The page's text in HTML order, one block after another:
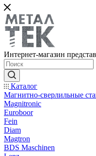
Интернет-магазин
Каталог
Магнитно-сверлильные
Magnitronic
Euroboor
Fein
Diam
Magtron
BDS Maschinen